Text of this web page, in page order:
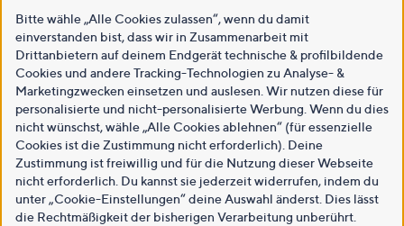
Bitte wähle „Alle Cookies zulassen“, wenn du damit
einverstanden bist, dass wir in Zusammenarbeit mit
Drittanbietern auf deinem Endgerät technische & profilbildende
Cookies und andere Tracking-Technologien zu Analyse- &
Marketingzwecken einsetzen und auslesen. Wir nutzen diese für
personalisierte und nicht-personalisierte Werbung. Wenn du dies
nicht wünschst, wähle „Alle Cookies ablehnen“ (für essenzielle
Cookies ist die Zustimmung nicht erforderlich). Deine
Zustimmung ist freiwillig und für die Nutzung dieser Webseite
nicht erforderlich. Du kannst sie jederzeit widerrufen, indem du
unter „Cookie-Einstellungen“ deine Auswahl änderst. Dies lässt
die Rechtmäßigkeit der bisherigen Verarbeitung unberührt.